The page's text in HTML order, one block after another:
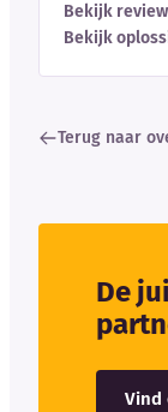
Bekijk
Bekijk
Terug naar
De
Vind